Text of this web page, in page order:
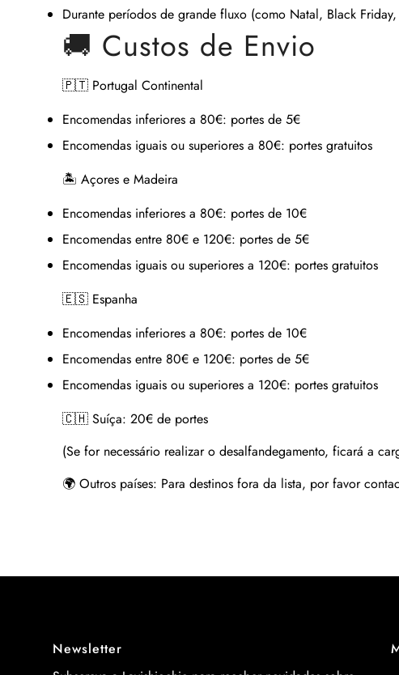
Durante períodos de grande fluxo (como Natal, Black
🚚 Custos de Envio
🇵🇹 Portugal Continental
Encomendas inferiores a 80€: portes de 5€
Encomendas iguais ou superiores a 80€: portes gratuitos
🏝 Açores e Madeira
Encomendas inferiores a 80€: portes de 10€
Encomendas entre 80€ e 120€: portes de 5€
Encomendas iguais ou superiores a 120€: portes gratuitos
🇪🇸 Espanha
Encomendas inferiores a 80€: portes de 10€
Encomendas entre 80€ e 120€: portes de 5€
Encomendas iguais ou superiores a 120€: portes gratuitos
🇨🇭 Suíça: 20€ de portes
(Se for necessário realizar o desalfandegamento, ficará a
🌍 Outros países: Para destinos fora da lista, por favor
Newsletter